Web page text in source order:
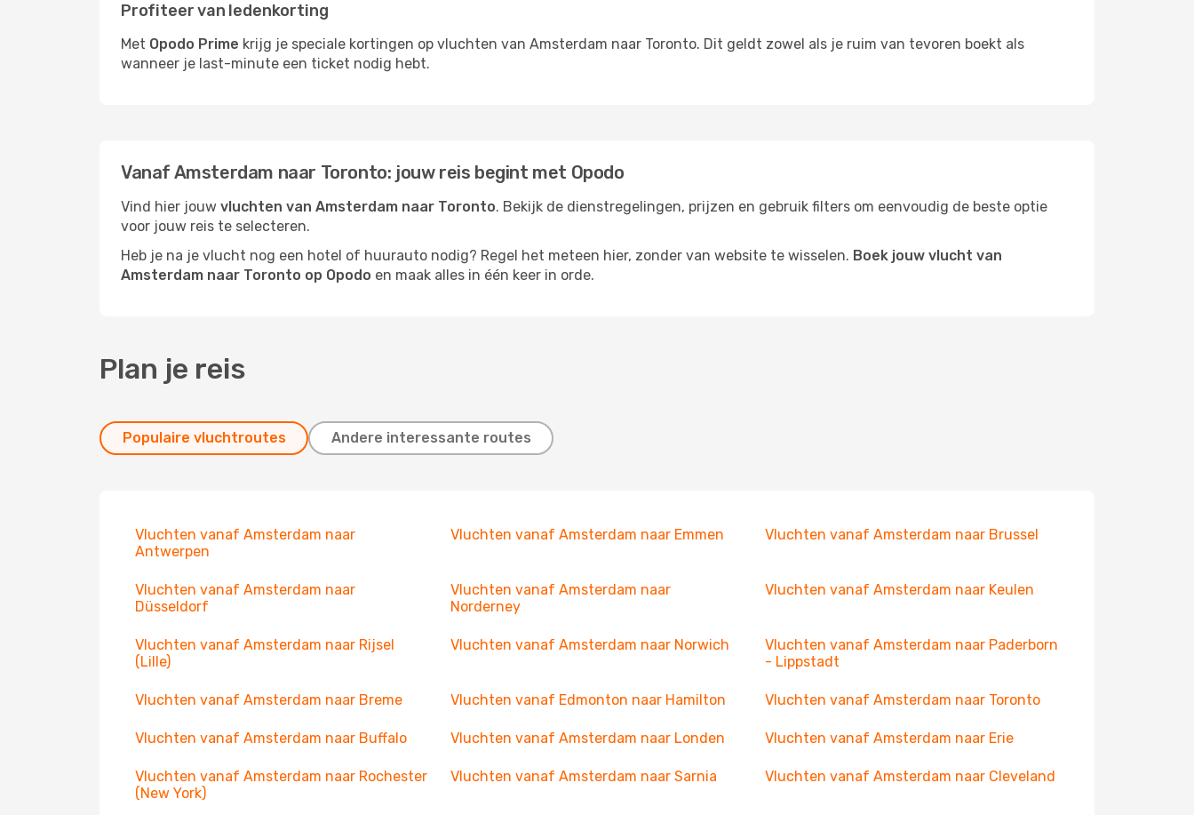
Profiteer van ledenkorting
Met Opodo Prime krijg je speciale kortingen op vluchten van Amsterdam naar Toronto. Dit geldt zowel als je ruim van tevoren boekt als
wanneer je last-minute een ticket nodig hebt.
Vanaf Amsterdam naar Toronto: jouw reis begint met Opodo
Vind hier jouw vluchten van Amsterdam naar Toronto. Bekijk de dienstregelingen, prijzen en gebruik filters om eenvoudig de beste optie
voor jouw reis te selecteren.
Heb je na je vlucht nog een hotel of huurauto nodig? Regel het meteen hier, zonder van website te wisselen. Boek jouw vlucht van
Amsterdam naar Toronto op Opodo en maak alles in één keer in orde.
Plan je reis
Populaire vluchtroutes Andere interessante routes
Vluchten vanaf Amsterdam naar
Antwerpen
Vluchten vanaf Amsterdam naar Emmen Vluchten vanaf Amsterdam naar Brussel
Vluchten vanaf Amsterdam naar
Düsseldorf
Vluchten vanaf Amsterdam naar
Norderney
Vluchten vanaf Amsterdam naar Keulen
Vluchten vanaf Amsterdam naar Rijsel
(Lille)
Vluchten vanaf Amsterdam naar Norwich
Vluchten vanaf Amsterdam naar Paderborn
- Lippstadt
Vluchten vanaf Amsterdam naar Breme Vluchten vanaf Edmonton naar Hamilton Vluchten vanaf Amsterdam naar Toronto
Vluchten vanaf Amsterdam naar Buffalo Vluchten vanaf Amsterdam naar Londen Vluchten vanaf Amsterdam naar Erie
Vluchten vanaf Amsterdam naar Rochester
(New York)
Vluchten vanaf Amsterdam naar Sarnia Vluchten vanaf Amsterdam naar Cleveland